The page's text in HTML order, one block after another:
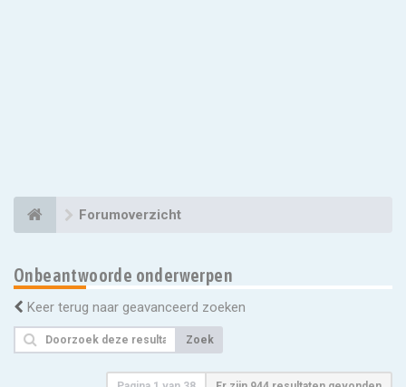
Forumoverzicht
Onbeantwoorde onderwerpen
Keer terug naar geavanceerd zoeken
Zoek